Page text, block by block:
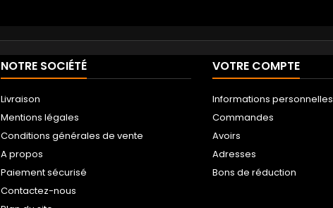
NOTRE SOCIÉTÉ
Livraison
Mentions légales
Conditions générales de vente
A propos
Paiement sécurisé
Contactez-nous
VOTRE COMPTE
Informations personnelles
Commandes
Avoirs
Adresses
Bons de réduction